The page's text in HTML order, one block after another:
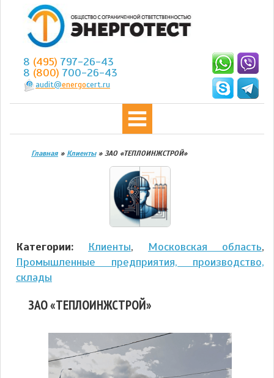
8 (495) 797-26-43
8 (800) 700-26-43
audit@energocert.ru
Главная » Клиенты» ЗАО «ТЕПЛОИНЖСТРОЙ»
Категории: Клиенты, Московская область,
Промышленные предприятия, производство,
склады
ЗАО «ТЕПЛОИНЖСТРОЙ»